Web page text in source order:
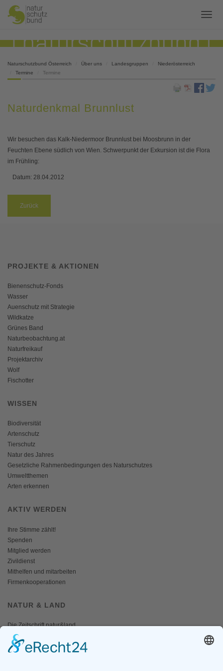
Naturschutzbund Österreich Über uns Landesgruppen
Niederösterreich
Termine
Termine
Naturdenkmal Brunnlust
Wir besuchen das Kalk-Niedermoor Brunnlust bei Moosbrunn in der
Feuchten Ebene südlich von Wien. Schwerpunkt der Exkursion ist die Flora
im Frühling:
Datum: 28.04.2012
Zurück
PROJEKTE & AKTIONEN
Bienenschutz-Fonds
Wasser
Auenschutz mit Strategie
Wildkatze
Grünes Band
Naturbeobachtung.at
Naturfreikauf
Projektarchiv
Wolf
Fischotter
WISSEN
Biodiversität
Artenschutz
Tierschutz
Natur des Jahres
Gesetzliche Rahmenbedingungen des Naturschutzes
Umweltthemen
Arten erkennen
AKTIV WERDEN
Ihre Stimme zählt!
Spenden
Mitglied werden
Zivildienst
Mithelfen und mitarbeiten
Firmenkooperationen
NATUR & LAND
Die Zeitschrift natur&land
Archiv
Mediadaten